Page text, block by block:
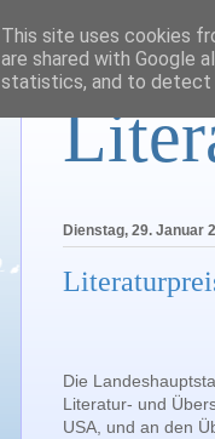
Dienstag, 29. Januar
Die
Literatur- und
USA, und an den
This site uses cookies
are shared with Google
statistics, and to detect